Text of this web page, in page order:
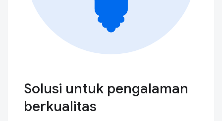
Solusi untuk pengalaman
berkualitas